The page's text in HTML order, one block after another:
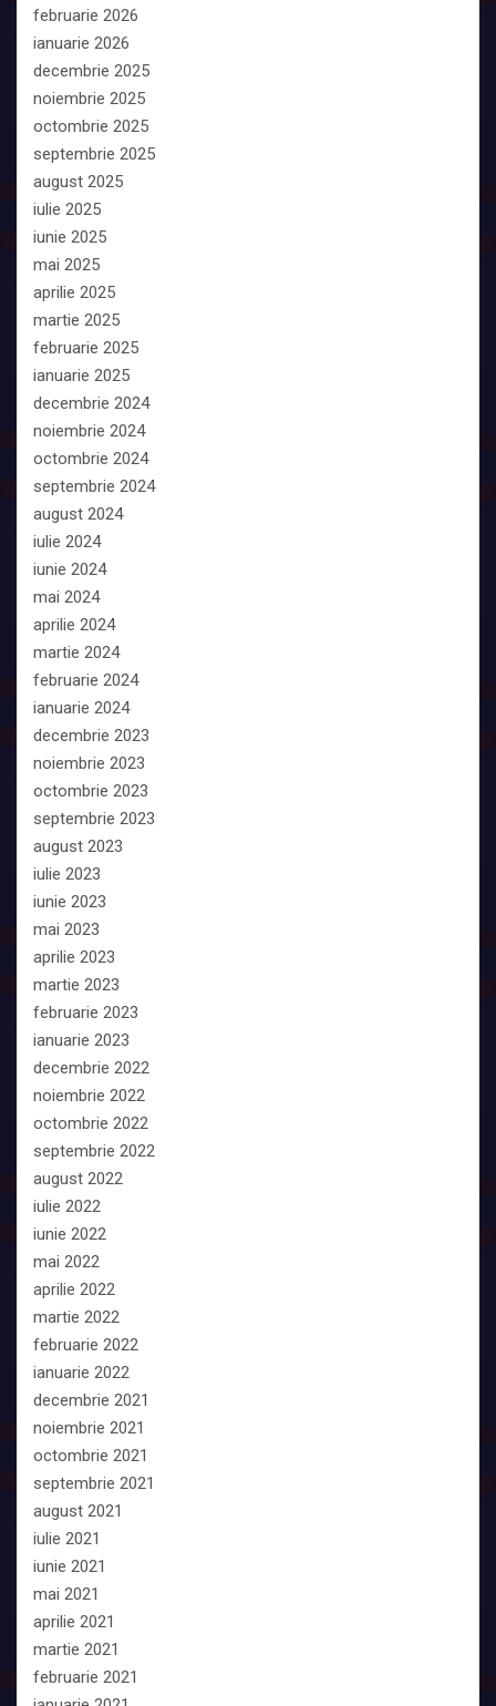
februarie 2026
ianuarie 2026
decembrie 2025
noiembrie 2025
octombrie 2025
septembrie 2025
august 2025
iulie 2025
iunie 2025
mai 2025
aprilie 2025
martie 2025
februarie 2025
ianuarie 2025
decembrie 2024
noiembrie 2024
octombrie 2024
septembrie 2024
august 2024
iulie 2024
iunie 2024
mai 2024
aprilie 2024
martie 2024
februarie 2024
ianuarie 2024
decembrie 2023
noiembrie 2023
octombrie 2023
septembrie 2023
august 2023
iulie 2023
iunie 2023
mai 2023
aprilie 2023
martie 2023
februarie 2023
ianuarie 2023
decembrie 2022
noiembrie 2022
octombrie 2022
septembrie 2022
august 2022
iulie 2022
iunie 2022
mai 2022
aprilie 2022
martie 2022
februarie 2022
ianuarie 2022
decembrie 2021
noiembrie 2021
octombrie 2021
septembrie 2021
august 2021
iulie 2021
iunie 2021
mai 2021
aprilie 2021
martie 2021
februarie 2021